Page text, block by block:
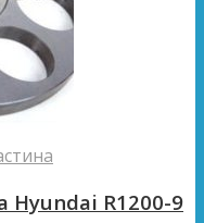
R1200-9